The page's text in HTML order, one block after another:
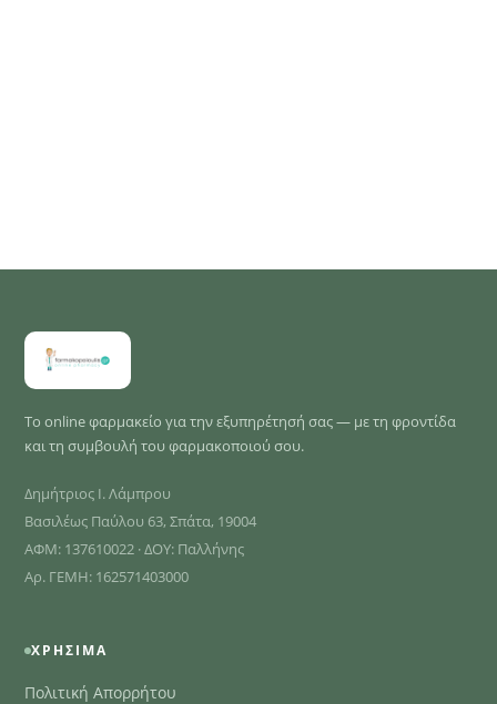
Το online φαρμακείο για την εξυπηρέτησή σας — με τη φροντίδα
και τη συμβουλή του φαρμακοποιού σου.
Δημήτριος Ι. Λάμπρου
Βασιλέως Παύλου 63, Σπάτα, 19004
ΑΦΜ: 137610022 · ΔΟΥ: Παλλήνης
Αρ. ΓΕΜΗ: 162571403000
ΧΡΉΣΙΜΑ
Πολιτική Απορρήτου